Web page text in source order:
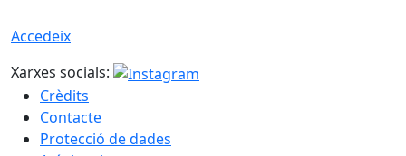
Accedeix
Xarxes socials:
Crèdits
Contacte
Protecció de dades